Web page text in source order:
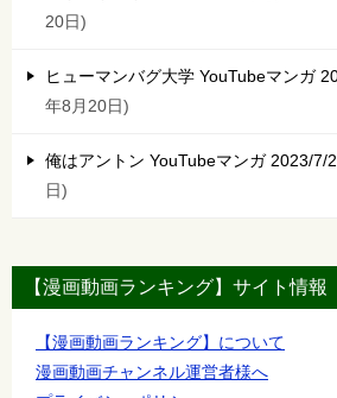
20日
ヒューマンバグ大学 YouTubeマンガ
年8月20日
俺はアントン YouTubeマンガ 2023/7/
日
【漫画動画ランキング】サイト情報
【漫画動画ランキング】について
漫画動画チャンネル運営者様へ